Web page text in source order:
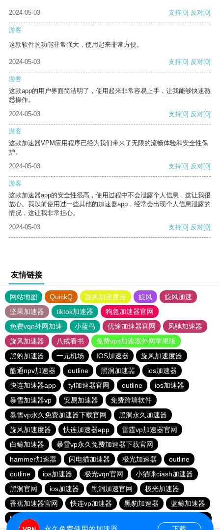
2024-05-03 支持[0] 反对[0]
游客
这款软件的功能非常强大，使用起来非常方便。
2024-05-03 支持[0] 反对[0]
游客
这款app的用户界面简洁明了，使用起来非常容易上手，让我能够快速熟
悉操作。
2024-05-03
支持[0] 反对[0]
游客
这款加速器VPM应用程序已经为我们带来了无限的流畅体验和安全性保
护。
2024-05-03
支持[0] 反对[0]
游客
这款加速器app的安全性很高，使用过程中不会泄露个人信息，这让我很
放心。我以前使用过一些其他的加速器app，经常会出现个人信息泄露的
情况，这让我非常担心。
2024-05-03
支持[0] 反对[0]
友情链接
网站地图 QuickQ 旋风加速度器 旋风
旋风加速
坚果加速器
tiktok加速器
狗急加速器官网
免费vqn外网加速
小蓝鸟 优途加速器官网
风驰加速器
旋风加速器
八戒看书
免费vps加速器外网苹果版
黑豹加速器
一元机场 IOS加速器
旋风加速度器
酷通npv加速器
outline 黑洞加速噐
ios加速器
快连加速器app
tyl加速器官网 outline
ios加速器
暴雪加速器vp
安易加速器
免费跨墙软件
暴雪vp永久免费加速器下载官网
黑洞永久加速器
旋风加速度器
快连加速器app
雷霆vp加速器官网
白鲸加速器
暴雪vp永久免费加速器下载官网
hammer加速器
闪电猫加速器 极光加速器
outline
outline
ios加速器 极光vqn官网
小猫咪ciash加速器
黑洞官网
ios加速器 黑洞加速官网
极光加速器
香蕉加速器官网
快连vp加速器 黑豹加速器
蓝鲸加速器
BitzNet官网
hammer加速器